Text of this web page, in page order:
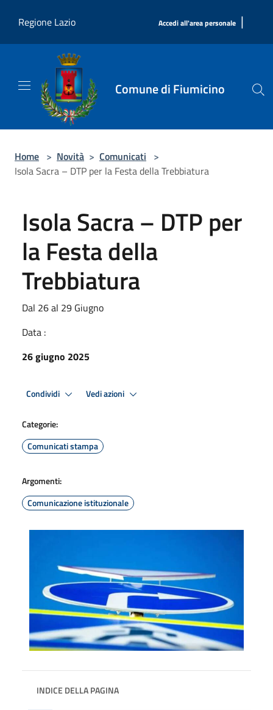
Regione Lazio
Accedi all'area personale |
Comune di Fiumicino
Home > Novità > Comunicati >
Isola Sacra – DTP per la Festa della Trebbiatura
Isola Sacra – DTP per
la Festa della
Trebbiatura
Dal 26 al 29 Giugno
Data :
26 giugno 2025
Condividi Vedi azioni
Categorie:
Comunicati stampa
Argomenti:
Comunicazione istituzionale
INDICE DELLA PAGINA